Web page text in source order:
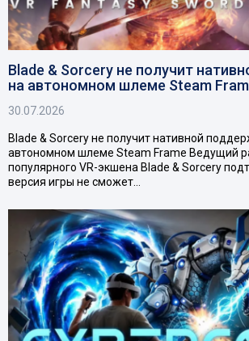
Blade & Sorcery не получит
на автономном шлеме Steam
30.07.2026
Blade & Sorcery не получит нативной
автономном шлеме Steam Frame Ведущий
популярного VR-экшена Blade & Sorcery
версия игры не сможет…